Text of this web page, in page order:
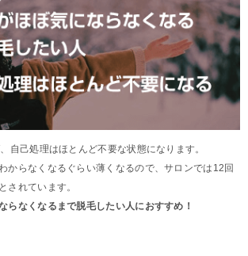
自己処理はほとんど不要な状態になります。
からなくなるぐらい薄くなるので、サロンでは12回
されています。
らなくなるまで脱毛したい人におすすめ！